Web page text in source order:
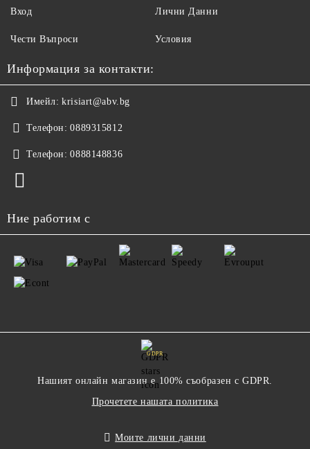
Вход
Чести Въпроси
Лични Данни
Условия
Информация за контакти:
Имейл: krisiart@abv.bg
Телефон: 0889315812
Телефон: 0888148836
Ние работим с
GDPR
Нашият онлайн магазин е 100% съобразен с GDPR.
Прочетете нашата политика
Моите лични данни